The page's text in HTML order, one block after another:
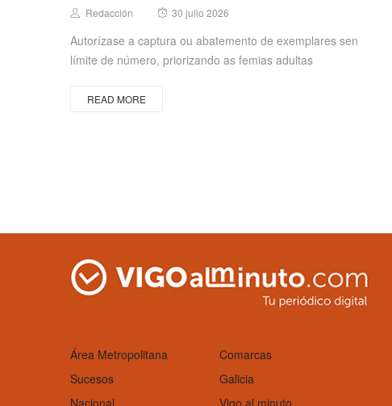
Author
Redacción
Posted
30 julio 2026
Autorízase a captura ou abatemento de exemplares sen
límite de número, priorizando as femias adultas
READ MORE
Área Metropolitana
Comarcas
Sucesos
Galicia
Nacional
Vigo al minuto